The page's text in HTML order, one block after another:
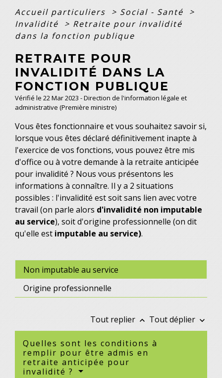
Accueil particuliers > Social - Santé
>
Invalidité
> Retraite pour invalidité
dans la fonction publique
RETRAITE POUR
INVALIDITÉ DANS LA
FONCTION PUBLIQUE
Vérifié le 22 Mar 2023 - Direction de l'information légale et
administrative (Première ministre)
Vous êtes fonctionnaire et vous souhaitez savoir si,
lorsque vous êtes déclaré définitivement inapte à
l'exercice de vos fonctions, vous pouvez être mis
d'office ou à votre demande à la retraite anticipée
pour invalidité ? Nous vous présentons les
informations à connaître. Il y a 2 situations
possibles : l'invalidité est soit sans lien avec votre
travail (on parle alors d'invalidité non imputable
au service), soit d'origine professionnelle (on dit
qu'elle est imputable au service).
Non imputable au service
Origine professionnelle
Tout replier keyboard_arrow_up Tout déplier keyboard_arrow_down
Quelles sont les conditions à
remplir pour être admis en
retraite anticipée pour
invalidité ?